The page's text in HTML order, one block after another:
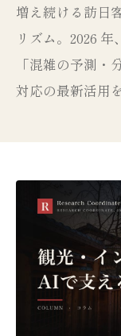
増え続ける訪日
リズム。2026
「混雑の予測
対応の最新活用